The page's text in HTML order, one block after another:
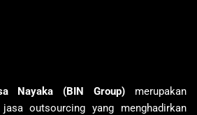
Nayaka (BIN Group) merupakan
jasa outsourcing yang menghadirkan